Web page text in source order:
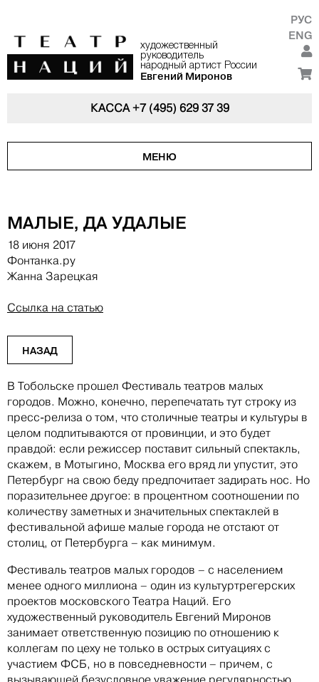
художественный
руководитель
народный артист России
Евгений Миронов
РУС
ENG
КАССА+7 (495) 629 37 39
МЕНЮ
МАЛЫЕ, ДА УДАЛЫЕ
18 июня 2017
Фонтанка.ру
Жанна Зарецкая
Ссылка на статью
НАЗАД
В Тобольске прошел Фестиваль театров малых
городов. Можно, конечно, перепечатать тут строку из
пресс-релиза о том, что столичные театры и культуры в
целом подпитываются от провинции, и это будет
правдой: если режиссер поставит сильный спектакль,
скажем, в Мотыгино, Москва его вряд ли упустит, это
Петербург на свою беду предпочитает задирать нос. Но
поразительнее другое: в процентном соотношении по
количеству заметных и значительных спектаклей в
фестивальной афише малые города не отстают от
столиц, от Петербурга – как минимум.
Фестиваль театров малых городов – с населением
менее одного миллиона – один из культуртрегерских
проектов московского Театра Наций. Его
художественный руководитель Евгений Миронов
занимает ответственную позицию по отношению к
коллегам по цеху не только в острых ситуациях с
участием ФСБ, но в повседневности – причем, с